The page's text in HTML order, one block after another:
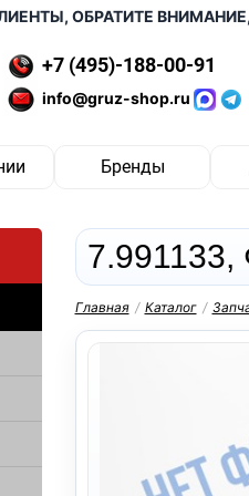
ОБРАТИТЕ ВНИМАНИЕ,
+7 (495)-188-00-91
info@gruz-shop.ru
Бренды
7.991133,
Главная / Каталог /